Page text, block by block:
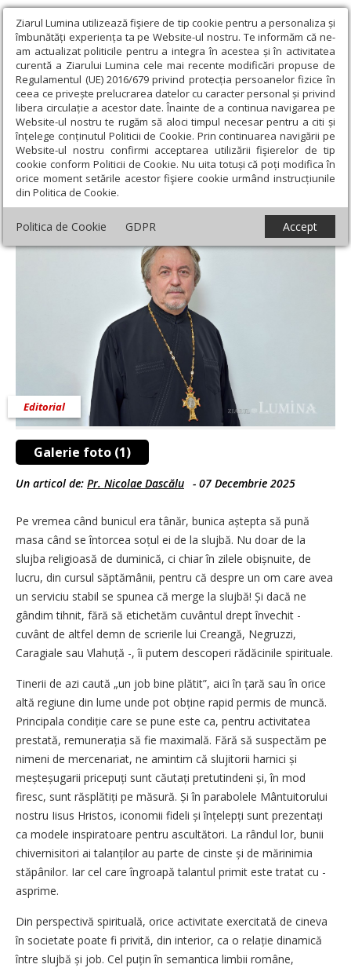
Ziarul Lumina utilizează fişiere de tip cookie pentru a personaliza și
îmbunătăți experiența ta pe Website-ul nostru. Te informăm că ne-
am actualizat politicile pentru a integra în acestea și în activitatea
curentă a Ziarului Lumina cele mai recente modificări propuse de
Regulamentul (UE) 2016/679 privind protecția persoanelor fizice în
ceea ce privește prelucrarea datelor cu caracter personal și privind
libera circulație a acestor date. Înainte de a continua navigarea pe
Website-ul nostru te rugăm să aloci timpul necesar pentru a citi și
înțelege conținutul Politicii de Cookie. Prin continuarea navigării pe
Website-ul nostru confirmi acceptarea utilizării fişierelor de tip
cookie conform Politicii de Cookie. Nu uita totuși că poți modifica în
orice moment setările acestor fişiere cookie urmând instrucțiunile
din Politica de Cookie.
Politica de Cookie GDPR Accept
Ziarul Lumina › Opinii › Editorial ›
Cum poți să faci din jobul tău
slujbă
Cum poți să faci din jobul tău slujbă
Galerie foto (1)
Editorial
Un articol de: Pr. Nicolae Dascălu - 07 Decembrie 2025
Pe vremea când bunicul era tânăr, bunica aștepta să pună
masa când se întorcea soțul ei de la slujbă. Nu doar de la
slujba religioasă de duminică, ci chiar în zilele obișnuite, de
lucru, din cursul săptămânii, pentru că despre un om care avea
un serviciu stabil se spunea că merge la slujbă! Și dacă ne
gândim tihnit, fără să etichetăm cuvântul drept învechit -
cuvânt de altfel demn de scrierile lui Creangă, Negruzzi,
Caragiale sau Vlahuță -, îi putem descoperi rădăcinile spirituale.
Tinerii de azi caută „un job bine plătit”, aici în țară sau în orice
altă regiune din lume unde pot obține rapid permis de muncă.
Principala condiție care se pune este ca, pentru activitatea
prestată, remunerația să fie maximală. Fără să suspectăm pe
nimeni de mercenariat, ne amintim că slujitorii harnici și
meșteșugarii pricepuți sunt căutați pretutindeni și, în mod
firesc, sunt răsplătiți pe măsură. Și în parabolele Mântuitorului
nostru Iisus Hristos, iconomii ­fideli și înțelepți sunt prezentați
ca modele inspiratoare pentru ascultători. La rândul lor, bunii
chivernisitori ai talanților au parte de cinste și de mărinimia
stăpânilor. Iar cel care îngroapă talantul primit este tratat cu ­
asprime.
Din perspectivă spirituală, orice activitate exercitată de cineva
în societate poate fi privită, din interior, ca o relație dinamică
între slujbă și job. Cel puțin în semantica limbii române,